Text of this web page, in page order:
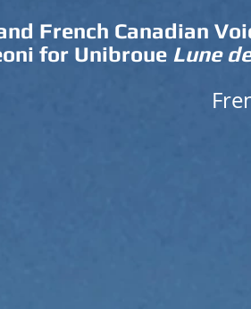
French Canadian
for Unibroue Lune